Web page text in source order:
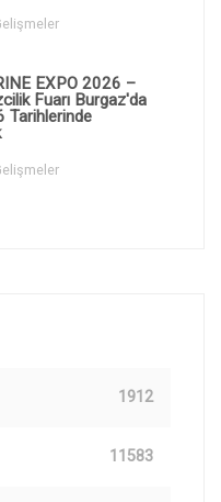
EXPO 2026 –
Fuarı Burgaz'da
Tarihlerinde
1912
11583